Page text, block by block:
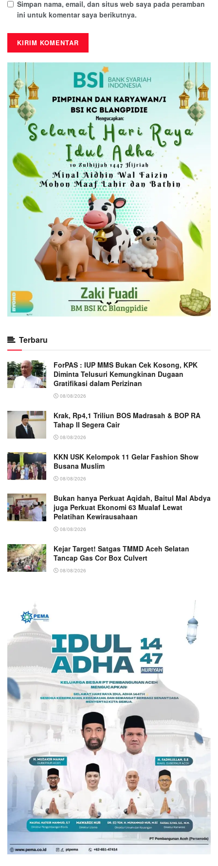
Simpan nama, email, dan situs web saya pada peramban
ini untuk komentar saya berikutnya.
Terbaru
ForPAS : IUP MMS Bukan Cek Kosong, KPK
Diminta Telusuri Kemungkinan Dugaan
Gratifikasi dalam Perizinan
08/08/2026
Krak, Rp4,1 Triliun BOS Madrasah & BOP RA
Tahap II Segera Cair
08/08/2026
KKN USK Kelompok 11 Gelar Fashion Show
Busana Muslim
08/08/2026
Bukan hanya Perkuat Aqidah, Baitul Mal Abdya
juga Perkuat Ekonomi 63 Mualaf Lewat
Pelatihan Kewirausahaan
08/08/2026
Kejar Target! Satgas TMMD Aceh Selatan
Tancap Gas Cor Box Culvert
08/08/2026